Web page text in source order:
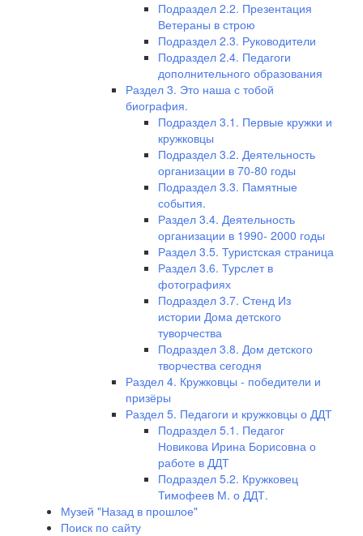
Подраздел 2.2. Презентация
Ветераны в строю
Подраздел 2.3. Руководители
Подраздел 2.4. Педагоги
дополнительного образования
Раздел 3. Это наша с тобой
биография.
Подраздел 3.1. Первые кружки и
кружковцы
Подраздел 3.2. Деятельность
организации в 70-80 годы
Подраздел 3.3. Памятные
события.
Раздел 3.4. Деятельность
организации в 1990- 2000 годы
Раздел 3.5. Туристская страница
Раздел 3.6. Турслет в
фотографиях
Подраздел 3.7. Стенд Из
истории Дома детского
туворчества
Подраздел 3.8. Дом детского
творчества сегодня
Раздел 4. Кружковцы - победители и
призёры
Раздел 5. Педагоги и кружковцы о ДДТ
Подраздел 5.1. Педагог
Новикова Ирина Борисовна о
работе в ДДТ
Подраздел 5.2. Кружковец
Тимофеев М. о ДДТ.
Музей "Назад в прошлое"
Поиск по сайту